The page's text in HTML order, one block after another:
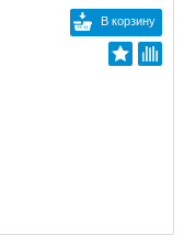
В корзину